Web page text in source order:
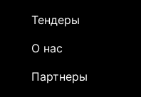
Тендеры
О нас
Партнеры